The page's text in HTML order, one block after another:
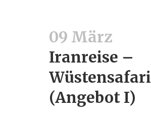
09 März
Iranreise –
Wüstensafari
(Angebot I)